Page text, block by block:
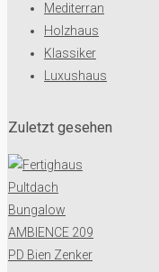
Mediterran
Holzhaus
Klassiker
Luxushaus
Zuletzt gesehen